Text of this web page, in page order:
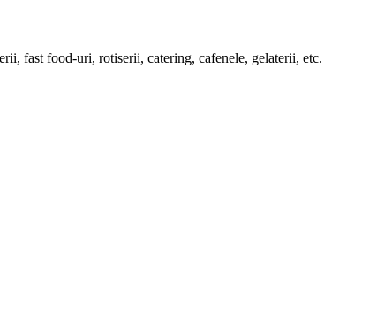
fast food-uri, rotiserii, catering, cafenele, gelaterii, etc.